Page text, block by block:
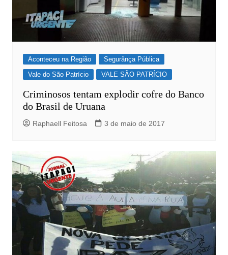
Aconteceu na Região
Segurânça Pública
Vale do São Patrício
VALE SÃO PATRÍCIO
Criminosos tentam explodir cofre do Banco
do Brasil de Uruana
Raphaell Feitosa 3 de maio de 2017